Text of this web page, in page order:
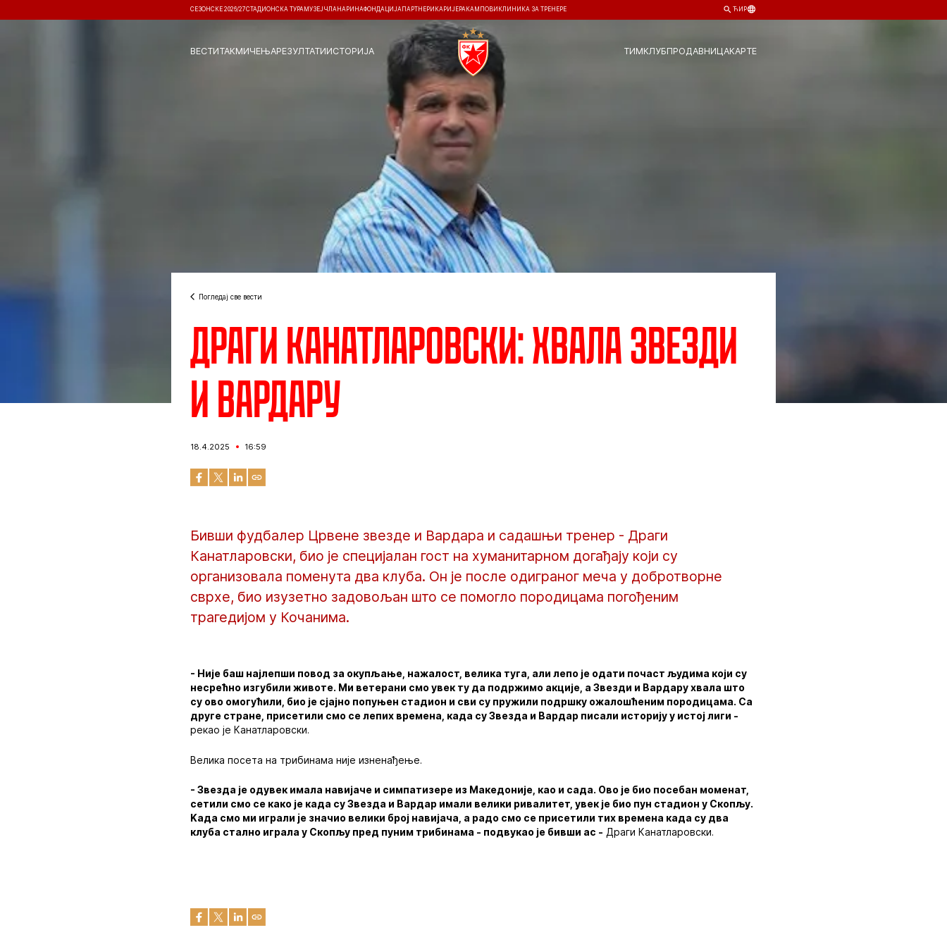
СЕЗОНСКЕ 2026/27СТАДИОНСКА ТУРА МУЗЕЈ ЧЛАНАРИНАФОНДАЦИЈА ПАРТНЕРИ КАРИЈЕРА КАМПОВИ КЛИНИКА ЗА ТРЕНЕРЕ ЋИР
ВЕСТИТАКМИЧЕЊАРЕЗУЛТАТИИСТОРИЈА ТИМКЛУБПРОДАВНИЦАКАРТЕ
Погледај све вести
Драги Канатларовски: Хвала Звезди
и Вардару
18.4.2025 16:59
Бивши фудбалер Црвене звезде и Вардара и садашњи тренер - Драги
Канатларовски, био је специјалан гост на хуманитарном догађају који су
организовала поменута два клуба. Он је после одиграног меча у добротворне
сврхе, био изузетно задовољан што се помогло породицама погођеним
трагедијом у Кочанима.
- Није баш најлепши повод за окупљање, нажалост, велика туга, али лепо је одати почаст људима који су
несрећно изгубили животе. Ми ветерани смо увек ту да подржимо акције, а Звезди и Вардару хвала што
су ово омогућили, био је сјајно попуњен стадион и сви су пружили подршку ожалошћеним породицама. Са
друге стране, присетили смо се лепих времена, када су Звезда и Вардар писали историју у истој лиги -
рекао је Канатларовски.
Велика посета на трибинама није изненађење.
- Звезда је одувек имала навијаче и симпатизере из Македоније, као и сада. Ово је био посебан моменат,
сетили смо се како је када су Звезда и Вардар имали велики ривалитет, увек је био пун стадион у Скопљу.
Kада смо ми играли je значио велики број навијача, a радо смо се присетили тих времена када су два
клуба стално играла у Скопљу пред пуним трибинама - подвукао је бивши ас - Драги Канатларовски.